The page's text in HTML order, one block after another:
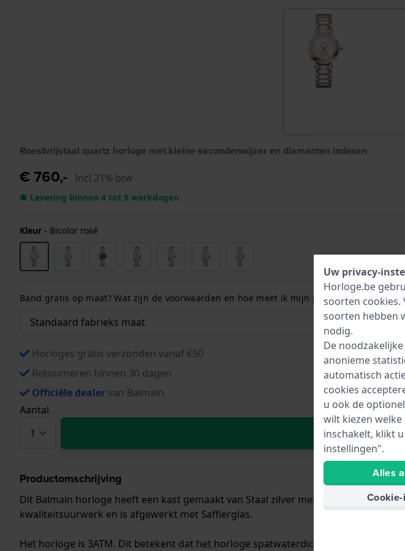
Roestvrijstaal quartz horloge met kleine secondenwijzer en diamanten indexen
€ 760,- Incl 21% btw
● Levering binnen 4 tot 8 werkdagen
Kleur - Bicolor rosé
Band gratis op maat? Wat zijn de voorwaarden en hoe meet ik mijn polsmaat? Lees meer:
Horloges gratis verzonden vanaf €50
Retourneren binnen 30 dagen
Officiële dealervan Balmain
Aantal
In
Productomschrijving
Dit Balmain horloge heeft een kast gemaakt van Staal zilver met een diameter
kwaliteitsuurwerk en is afgewerkt met Saffierglas.
Het horloge is 3ATM. Dit betekent dat het horloge spatwaterdicht is.. Verder
Uw privacy-
Horloge.be
soorten cookies.
soorten hebben
nodig.
De
anonieme
automatisch
cookies
u ook de
wilt kiezen welke
inschakelt, klikt
instellingen".
Alles